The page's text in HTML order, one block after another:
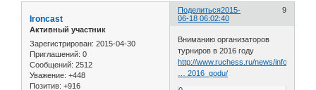
Поделиться 9
2015-
06-18 06:02:40
Ironcast
Активный участник
Зарегистрирован: 2015-04-30
Приглашений: 0
Сообщений: 2512
Уважение: +448
Позитив: +916
Вниманию организаторов
турниров в 2016 году
http://www.ruchess.ru/news/inform/
… 2016_godu/